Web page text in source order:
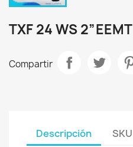
TXF 24 WS 2”EEMT
Compartir
Descripción SKU